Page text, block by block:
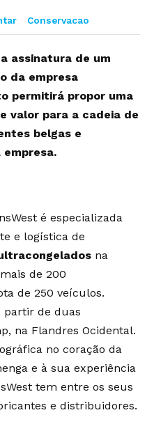
Conservacao
assinatura de um
da empresa
permitirá propor uma
valor para a cadeia de
belgas e
é especializada
e logística de
na
de 200
de 250 veículos.
partir de duas
na Flandres Ocidental.
no coração da
e à sua experiência
tem entre os seus
e distribuidores.